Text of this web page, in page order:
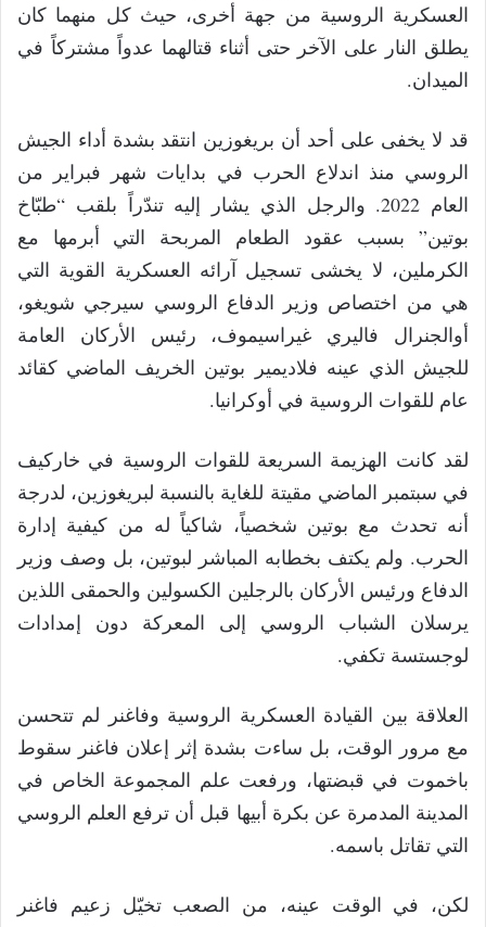
العسكرية الروسية من جهة أخرى، حيث كل منهما كان
يطلق النار على الآخر حتى أثناء قتالهما عدواً مشتركاً في
الميدان.
قد لا يخفى على أحد أن بريغوزين انتقد بشدة أداء الجيش
الروسي منذ اندلاع الحرب في بدايات شهر فبراير من
العام 2022. والرجل الذي يشار إليه تندّراً بلقب “طبّاخ
بوتين” بسبب عقود الطعام المربحة التي أبرمها مع
الكرملين، لا يخشى تسجيل آرائه العسكرية القوية التي
هي من اختصاص وزير الدفاع الروسي سيرجي شويغو،
أوالجنرال فاليري غيراسيموف، رئيس الأركان العامة
للجيش الذي عينه فلاديمير بوتين الخريف الماضي كقائد
عام للقوات الروسية في أوكرانيا.
لقد كانت الهزيمة السريعة للقوات الروسية في خاركيف
في سبتمبر الماضي مقيتة للغاية بالنسبة لبريغوزين، لدرجة
أنه تحدث مع بوتين شخصياً، شاكياً له من كيفية إدارة
الحرب. ولم يكتف بخطابه المباشر لبوتين، بل وصف وزير
الدفاع ورئيس الأركان بالرجلين الكسولين والحمقى اللذين
يرسلان الشباب الروسي إلى المعركة دون إمدادات
لوجستسة تكفي.
العلاقة بين القيادة العسكرية الروسية وفاغنر لم تتحسن
مع مرور الوقت، بل ساءت بشدة إثر إعلان فاغنر سقوط
باخموت في قبضتها، ورفعت علم المجموعة الخاص في
المدينة المدمرة عن بكرة أبيها قبل أن ترفع العلم الروسي
التي تقاتل باسمه.
لكن، في الوقت عينه، من الصعب تخيّل زعيم فاغنر